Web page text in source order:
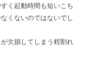
く起動時間も短いこち
くないのではないでし
欠損してしまう程割れ